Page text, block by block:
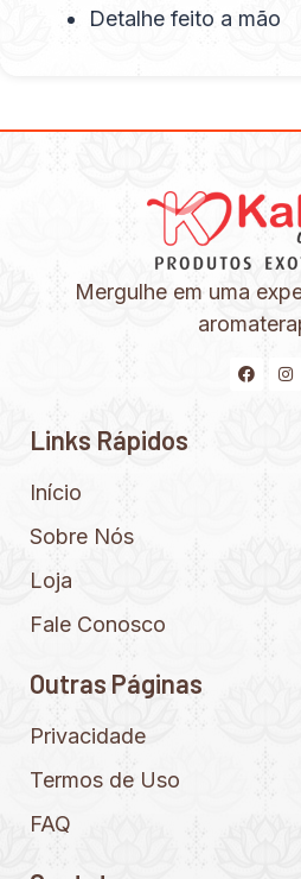
Detalhe feito a mão
Mergulhe em uma
Links Rápidos
Início
Sobre Nós
Loja
Fale Conosco
Outras Páginas
Privacidade
Termos de Uso
FAQ